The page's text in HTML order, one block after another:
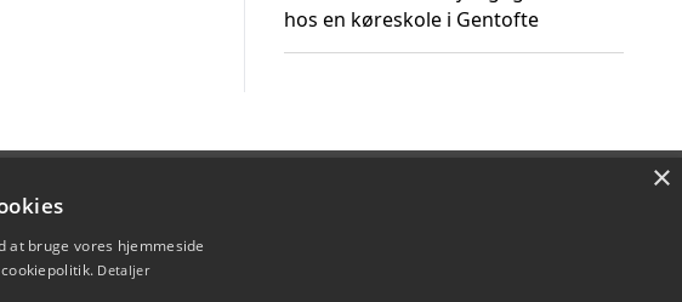
hos en køreskole i Gentofte
×
at bruge vores hjemmeside
Detaljer